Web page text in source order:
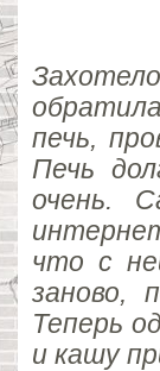
печь,
Печь
очень.
что с
заново,
Теперь
и кашу